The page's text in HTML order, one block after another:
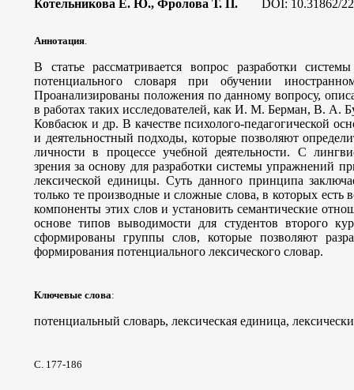
Котельникова Е. Ю., Фролова Т. П . DOI: 10.31862/
Аннотация.
В статье рассматривается вопрос разработки
потенциального словаря при обучении
Проанализированы положения по данному вопросу,
в работах таких исследователей, как И. М. Берман, В. А.
Ковбасюк и др. В качестве психолого-педагогической
и деятельностный подходы, которые позволяют
личности в процессе учебной деятельности. С
зрения за основу для разработки системы упражнений
лексической единицы. Суть данного принципа
только те производные и сложные слова, в которых есть
компоненты этих слов и установить семантические
основе типов выводимости для студентов второго
сформированы группы слов, которые позволяют
формирования потенциального лексического словар.
Ключевые слова:
потенциальный словарь, лексическая единица,
С. 177-186